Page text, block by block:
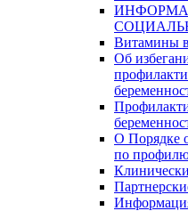
Витамины
Об
О Порядке
по